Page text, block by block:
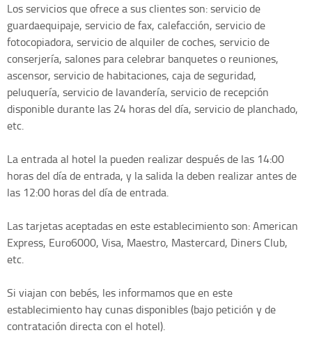
Los servicios que ofrece a sus clientes son: servicio de
guardaequipaje, servicio de fax, calefacción, servicio de
fotocopiadora, servicio de alquiler de coches, servicio de
conserjería, salones para celebrar banquetes o reuniones,
ascensor, servicio de habitaciones, caja de seguridad,
peluquería, servicio de lavandería, servicio de recepción
disponible durante las 24 horas del día, servicio de planchado,
etc.
La entrada al hotel la pueden realizar después de las 14:00
horas del día de entrada, y la salida la deben realizar antes de
las 12:00 horas del día de entrada.
Las tarjetas aceptadas en este establecimiento son: American
Express, Euro6000, Visa, Maestro, Mastercard, Diners Club,
etc.
Si viajan con bebés, les informamos que en este
establecimiento hay cunas disponibles (bajo petición y de
contratación directa con el hotel).